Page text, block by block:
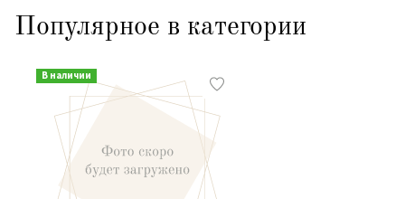
Популярное в категории
В наличии